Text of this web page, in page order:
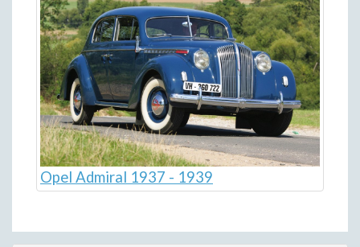
Opel Admiral 1937 - 1939